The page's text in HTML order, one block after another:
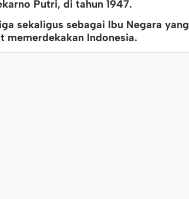
Putri, di tahun 1947.
sekaligus sebagai Ibu Negara yang
memerdekakan Indonesia.